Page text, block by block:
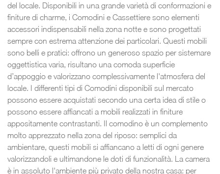
del locale. Disponibili in una grande varietà di conformazioni e
finiture di charme, i Comodini e Cassettiere sono elementi
accessori indispensabili nella zona notte e sono progettati
sempre con estrema attenzione dei particolari. Questi mobili
sono belli e pratici: offrono un generoso spazio per sistemare
oggettistica varia, risultano una comoda superficie
d’appoggio e valorizzano complessivamente l'atmosfera del
locale. I differenti tipi di Comodini disponibili sul mercato
possono essere acquistati secondo una certa idea di stile o
possono essere affiancati a mobili realizzati in finiture
appositamente contrastanti. Il comodino è un complemento
molto apprezzato nella zona del riposo: semplici da
ambientare, questi mobili si affiancano a letti di ogni genere
valorizzandoli e ultimandone le doti di funzionalità. La camera
è in assoluto l'ambiente più privato della nostra casa: per